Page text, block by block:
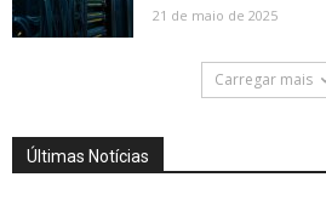
21 de maio de 2025
Carregar mais
Últimas Notícias